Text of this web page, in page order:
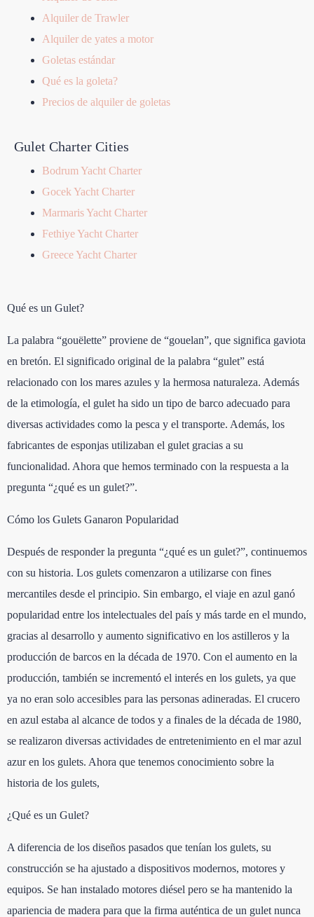
Alquiler de Trawler
Alquiler de yates a motor
Goletas estándar
Qué es la goleta?
Precios de alquiler de goletas
Gulet Charter Cities
Bodrum Yacht Charter
Gocek Yacht Charter
Marmaris Yacht Charter
Fethiye Yacht Charter
Greece Yacht Charter
Qué es un Gulet?
La palabra “gouëlette” proviene de “gouelan”, que significa gaviota
en bretón. El significado original de la palabra “gulet” está
relacionado con los mares azules y la hermosa naturaleza. Además
de la etimología, el gulet ha sido un tipo de barco adecuado para
diversas actividades como la pesca y el transporte. Además, los
fabricantes de esponjas utilizaban el gulet gracias a su
funcionalidad. Ahora que hemos terminado con la respuesta a la
pregunta “¿qué es un gulet?”.
Cómo los Gulets Ganaron Popularidad
Después de responder la pregunta “¿qué es un gulet?”, continuemos
con su historia. Los gulets comenzaron a utilizarse con fines
mercantiles desde el principio. Sin embargo, el viaje en azul ganó
popularidad entre los intelectuales del país y más tarde en el mundo,
gracias al desarrollo y aumento significativo en los astilleros y la
producción de barcos en la década de 1970. Con el aumento en la
producción, también se incrementó el interés en los gulets, ya que
ya no eran solo accesibles para las personas adineradas. El crucero
en azul estaba al alcance de todos y a finales de la década de 1980,
se realizaron diversas actividades de entretenimiento en el mar azul
azur en los gulets. Ahora que tenemos conocimiento sobre la
historia de los gulets,
¿Qué es un Gulet?
A diferencia de los diseños pasados que tenían los gulets, su
construcción se ha ajustado a dispositivos modernos, motores y
equipos. Se han instalado motores diésel pero se ha mantenido la
apariencia de madera para que la firma auténtica de un gulet nunca